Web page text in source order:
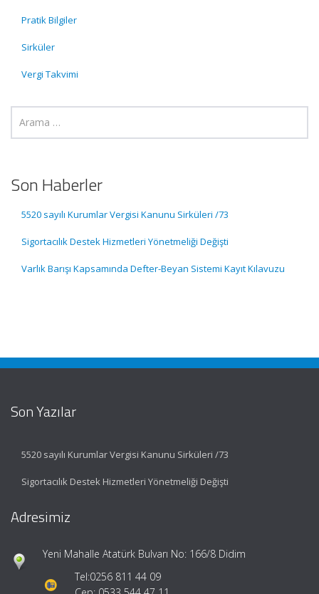
Pratik Bilgiler
Sirküler
Vergi Takvimi
Son Haberler
5520 sayılı Kurumlar Vergisi Kanunu Sirküleri /73
Sigortacılık Destek Hizmetleri Yönetmeliği Değişti
Varlık Barışı Kapsamında Defter-Beyan Sistemi Kayıt Kılavuzu
Son Yazılar
5520 sayılı Kurumlar Vergisi Kanunu Sirküleri /73
Sigortacılık Destek Hizmetleri Yönetmeliği Değişti
Adresimiz
Yeni Mahalle Atatürk Bulvarı No: 166/8 Didim
Tel:0256 811 44 09